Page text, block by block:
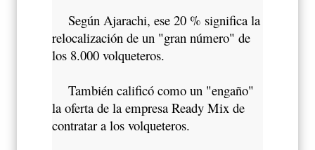
Según Ajarachi, ese 20 % significa la
relocalización de un "gran número" de
los 8.000 volqueteros.
También calificó como un "engaño"
la oferta de la empresa Ready Mix de
contratar a los volqueteros.